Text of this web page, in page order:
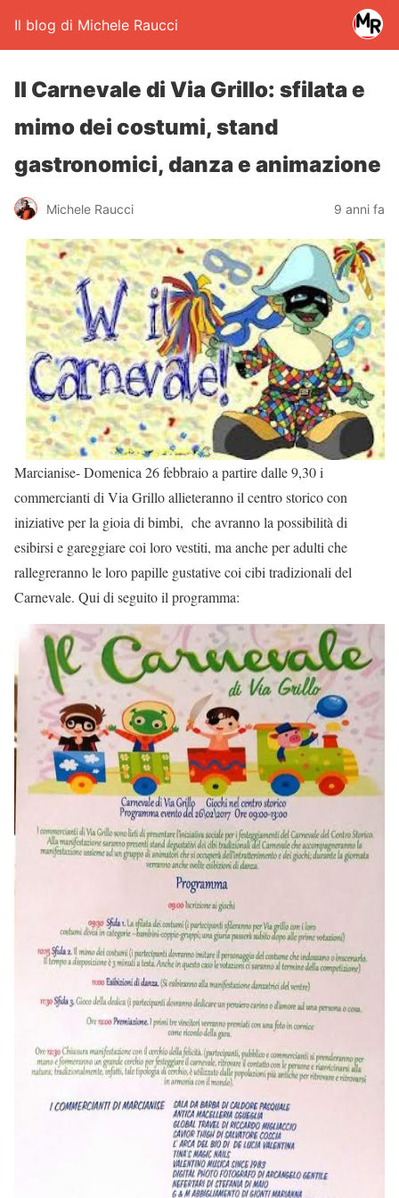
Il blog di Michele Raucci
Il Carnevale di Via Grillo: sfilata e
mimo dei costumi, stand
gastronomici, danza e animazione
Michele Raucci 9 anni fa
Marcianise- Domenica 26 febbraio a partire dalle 9,30 i
commercianti di Via Grillo allieteranno il centro storico con
iniziative per la gioia di bimbi, che avranno la possibilità di
esibirsi e gareggiare coi loro vestiti, ma anche per adulti che
rallegreranno le loro papille gustative coi cibi tradizionali del
Carnevale. Qui di seguito il programma: